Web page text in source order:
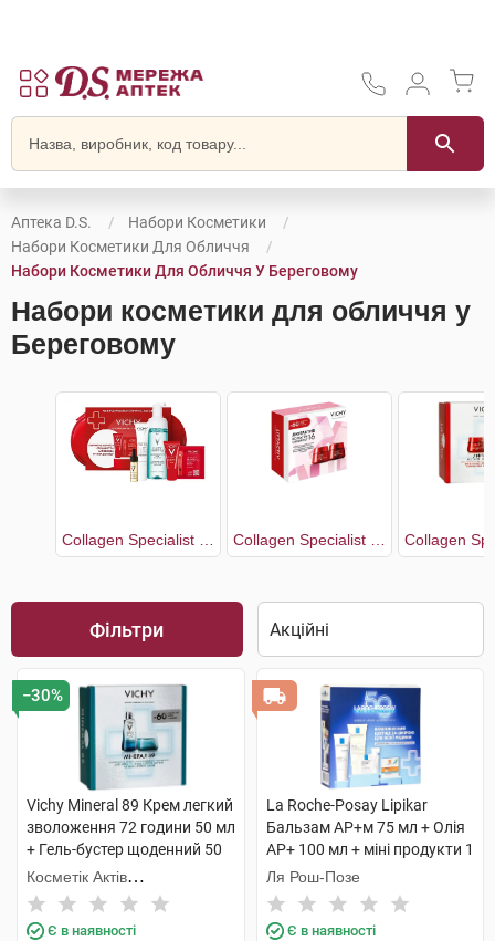
Аптека D.S.
Набори Косметики
Набори Косметики Для Обличчя
Набори Косметики Для Обличчя У Береговому
Набори косметики для обличчя у
Береговому
Фільтри
−30%
Vichy Mineral 89 Крем легкий
зволоження 72 години 50 мл
+ Гель-бустер щоденний 50
мл 1 набір
Косметік Актів
Інтернаціональ
Є в наявності
La Roche-Posay Lipikar
Бальзам AP+м 75 мл + Олія
AP+ 100 мл + міні продукти 1
набір
Ля Рош-Позе
Є в наявності